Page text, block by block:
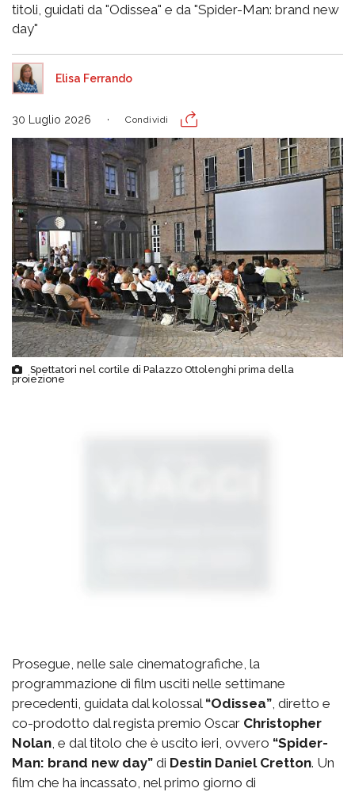
titoli, guidati da "Odissea" e da "Spider-Man: brand new
day"
Elisa Ferrando
30 Luglio 2026 Condividi
Spettatori nel cortile di Palazzo Ottolenghi prima della
proiezione
Prosegue, nelle sale cinematografiche, la
programmazione di film usciti nelle settimane
precedenti, guidata dal kolossal “Odissea”, diretto e
co-prodotto dal regista premio Oscar Christopher
Nolan, e dal titolo che è uscito ieri, ovvero “Spider-
Man: brand new day” di Destin Daniel Cretton. Un
film che ha incassato, nel primo giorno di